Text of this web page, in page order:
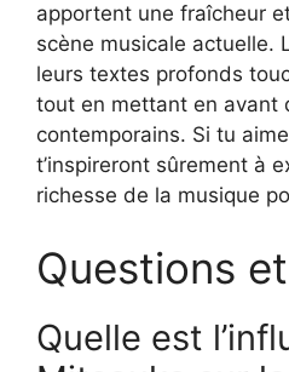
apportent une fraîcheur
scène musicale actuelle.
leurs textes profonds
tout en mettant en avant
contemporains. Si tu
t’inspireront sûrement à
richesse de la musique
Questions
Quelle est